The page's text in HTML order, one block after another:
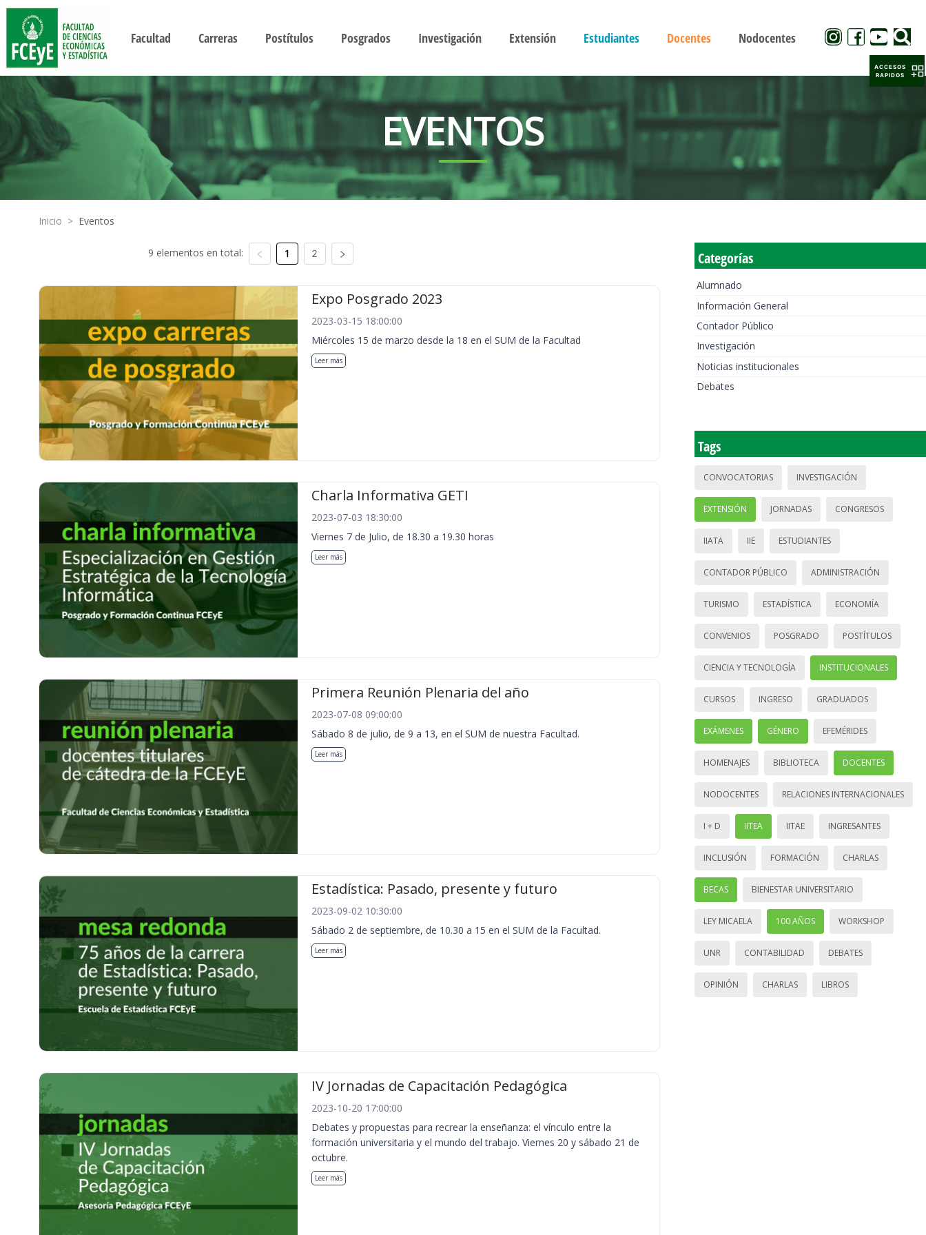
Facultad Carreras Postítulos Posgrados Investigación Extensión Estudiantes Docentes Nodocentes
EVENTOS
Inicio > Eventos
9 elementos en total: 1 2
Expo Posgrado 2023
2023-03-15 18:00:00
Miércoles 15 de marzo desde la 18 en el SUM de la Facultad
Leer más
Charla Informativa GETI
2023-07-03 18:30:00
Viernes 7 de Julio, de 18.30 a 19.30 horas
Leer más
Primera Reunión Plenaria del año
2023-07-08 09:00:00
Sábado 8 de julio, de 9 a 13, en el SUM de nuestra Facultad.
Leer más
Estadística: Pasado, presente y futuro
2023-09-02 10:30:00
Sábado 2 de septiembre, de 10.30 a 15 en el SUM de la Facultad.
Leer más
IV Jornadas de Capacitación Pedagógica
2023-10-20 17:00:00
Debates y propuestas para recrear la enseñanza: el vínculo entre la
formación universitaria y el mundo del trabajo. Viernes 20 y sábado 21 de
octubre.
Leer más
Categorías
Alumnado
Información General
Contador Público
Investigación
Noticias institucionales
Debates
Tags
CONVOCATORIAS INVESTIGACIÓN
EXTENSIÓN JORNADAS CONGRESOS
IIATA IIE ESTUDIANTES
CONTADOR PÚBLICO ADMINISTRACIÓN
TURISMO ESTADÍSTICA ECONOMÍA
CONVENIOS POSGRADO POSTÍTULOS
CIENCIA Y TECNOLOGÍA INSTITUCIONALES
CURSOS INGRESO GRADUADOS
EXÁMENES GÉNERO EFEMÉRIDES
HOMENAJES BIBLIOTECA DOCENTES
NODOCENTES RELACIONES INTERNACIONALES
I + D IITEA IITAE INGRESANTES
INCLUSIÓN FORMACIÓN CHARLAS
BECAS BIENESTAR UNIVERSITARIO
LEY MICAELA 100 AÑOS WORKSHOP
UNR CONTABILIDAD DEBATES
OPINIÓN CHARLAS LIBROS
ACCESOS
RAPIDOS